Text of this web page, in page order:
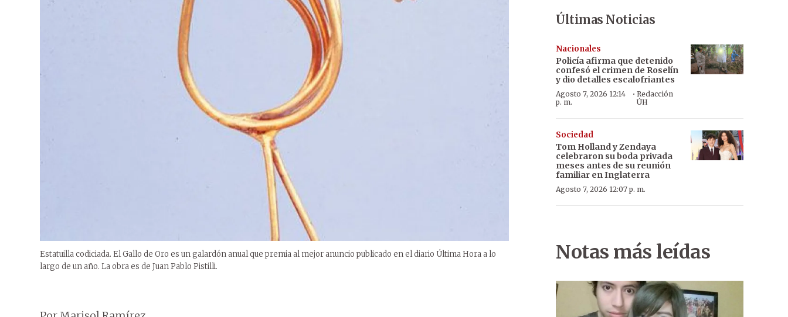
Estatuilla codiciada. El Gallo de Oro es un galardón anual que premia al mejor anuncio publicado en el diario Última Hora a lo
largo de un año. La obra es de Juan Pablo Pistilli.
Últimas Noticias
Nacionales
Policía afirma que detenido
confesó el crimen de Roselín
y dio detalles escalofriantes
Agosto 7, 2026 12:14
p. m.
·Redacción
ÚH
Sociedad
Tom Holland y Zendaya
celebraron su boda privada
meses antes de su reunión
familiar en Inglaterra
Agosto 7, 2026 12:07 p. m.
Notas más leídas